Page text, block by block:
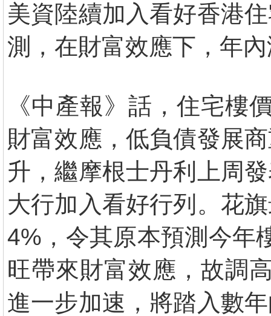
美資陸續加入看好香港
測，在財富效應下，年
《中產報》話，住宅樓
財富效應，低負債發展
升，繼摩根士丹利上周
大行加入看好行列。花
4%，令其原本預測今年
旺帶來財富效應，故調
進一步加速，將踏入數